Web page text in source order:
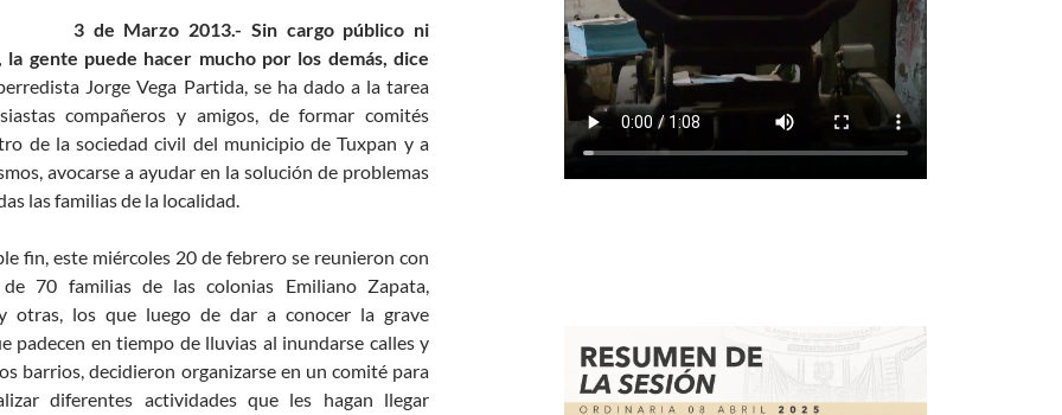
3 de Marzo 2013.- Sin cargo público ni
la gente puede hacer mucho por los demás, dice
Jorge Vega Partida, se ha dado a la tarea
compañeros y amigos, de formar comités
de la sociedad civil del municipio de Tuxpan y a
avocarse a ayudar en la solución de problemas
las familias de la localidad.
fin, este miércoles 20 de febrero se reunieron con
70 familias de las colonias Emiliano Zapata,
otras, los que luego de dar a conocer la grave
padecen en tiempo de lluvias al inundarse calles y
barrios, decidieron organizarse en un comité para
diferentes actividades que les hagan llegar